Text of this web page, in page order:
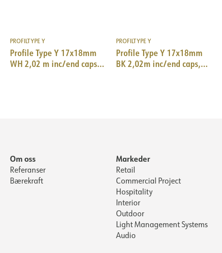
PROFILTYPE Y
Profile Type Y 17x18mm
WH 2,02 m inc/end caps,
PROFILTYPE Y
Profile Type Y 17x18mm
BK 2,02m inc/end caps,
Om oss
Referanser
Bærekraft
Markeder
Retail
Commercial Project
Hospitality
Interior
Outdoor
Light Management Systems
Audio